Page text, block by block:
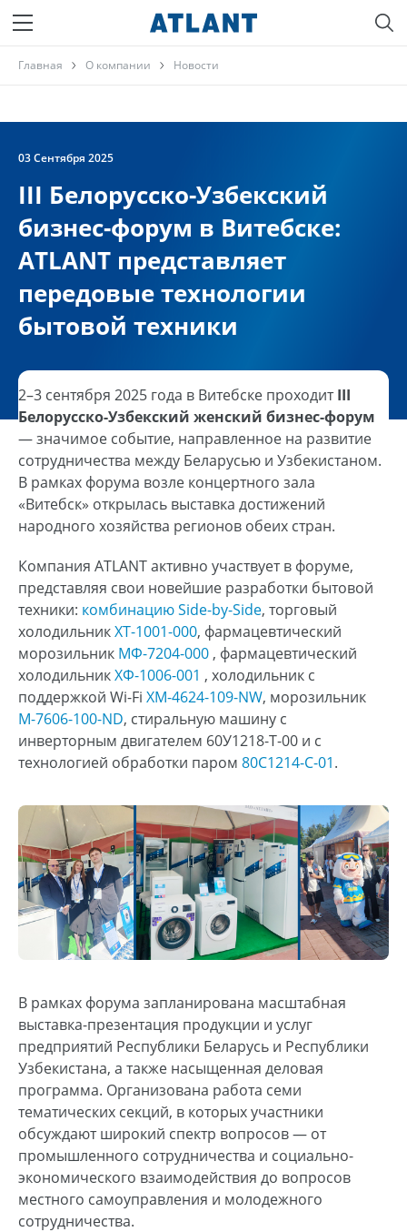
Главная О компании Новости
03 Сентября 2025
III Белорусско-Узбекский
бизнес-форум в Витебске:
ATLANT представляет
передовые технологии
бытовой техники
2–3 сентября 2025 года в Витебске проходитIII
Белорусско-Узбекский женский бизнес-форум
— значимое событие, направленное на развитие
сотрудничества между Беларусью и Узбекистаном.
В рамках форума возле концертного зала
«Витебск» открылась выставка достижений
народного хозяйства регионов обеих стран.
Компания ATLANT активно участвует в форуме,
представляя свои новейшие разработки бытовой
техники: комбинацию Side-by-Side, торговый
холодильникХТ-1001-000, фармацевтический
морозильник МФ-7204-000 , фармацевтический
холодильникХФ-1006-001 , холодильник с
поддержкой Wi-Fi ХМ-4624-109-NW, морозильник
М-7606-100-ND, стиральную машину с
инверторным двигателем 60У1218-Т-00 и с
технологией обработки паром 80С1214-С-01.
В рамках форума запланирована масштабная
выставка-презентация продукции и услуг
предприятий Республики Беларусь и Республики
Узбекистана, а также насыщенная деловая
программа. Организована работа семи
тематических секций, в которых участники
обсуждают широкий спектр вопросов — от
промышленного сотрудничества и социально-
экономического взаимодействия до вопросов
местного самоуправления и молодежного
сотрудничества.